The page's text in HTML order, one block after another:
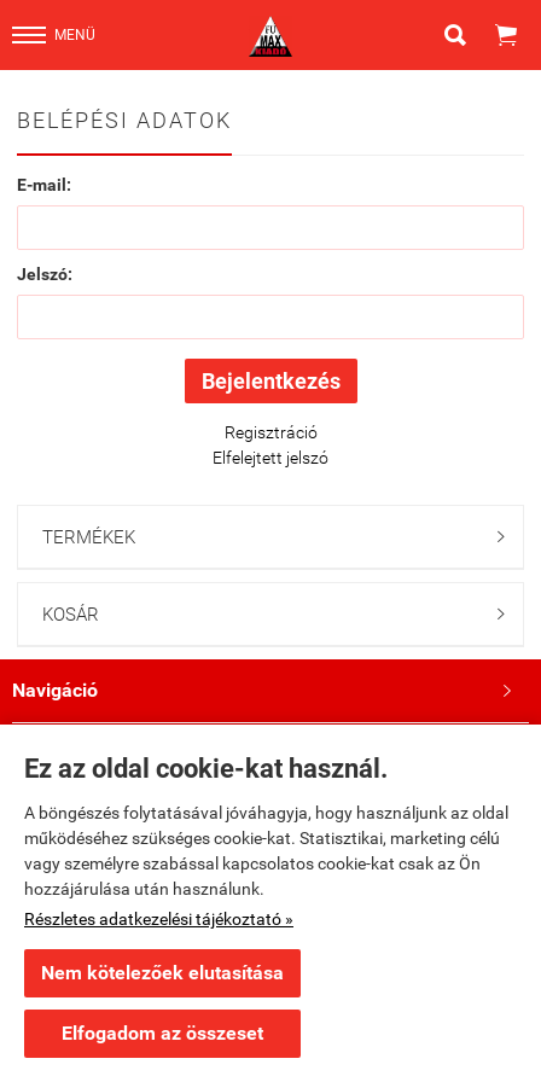
Ez az oldal cookie-kat használ.
A böngészés folytatásával jóváhagyja, hogy használjunk az oldal
működéséhez szükséges cookie-kat. Statisztikai, marketing célú
vagy személyre szabással kapcsolatos cookie-kat csak az Ön
hozzájárulása után használunk.
Részletes adatkezelési tájékoztató »
Nem kötelezőek elutasítása
Elfogadom az összeset
MENÜ  
BELÉPÉSI ADATOK
E-mail:
Jelszó:
Regisztráció
Elfelejtett jelszó
TERMÉKEK 
KOSÁR 
Navigáció 
Saját fiók
Bemutatkozás 
Kövess minket a Facebookon!
Adatkezelési tájékoztató
Webáruház készítésa StartÜzlettel.